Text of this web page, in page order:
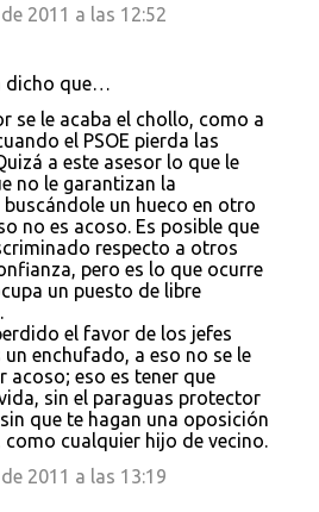
2011 a las 12:52
dicho que…
se le acaba el chollo, como a
el PSOE pierda las
a este asesor lo que le
no le garantizan la
un hueco en otro
no es acoso. Es posible que
respecto a otros
pero es lo que ocurre
un puesto de libre
el favor de los jefes
un enchufado, a eso no se le
acoso; eso es tener que
sin el paraguas protector
que te hagan una oposición
como cualquier hijo de vecino.
2011 a las 13:19